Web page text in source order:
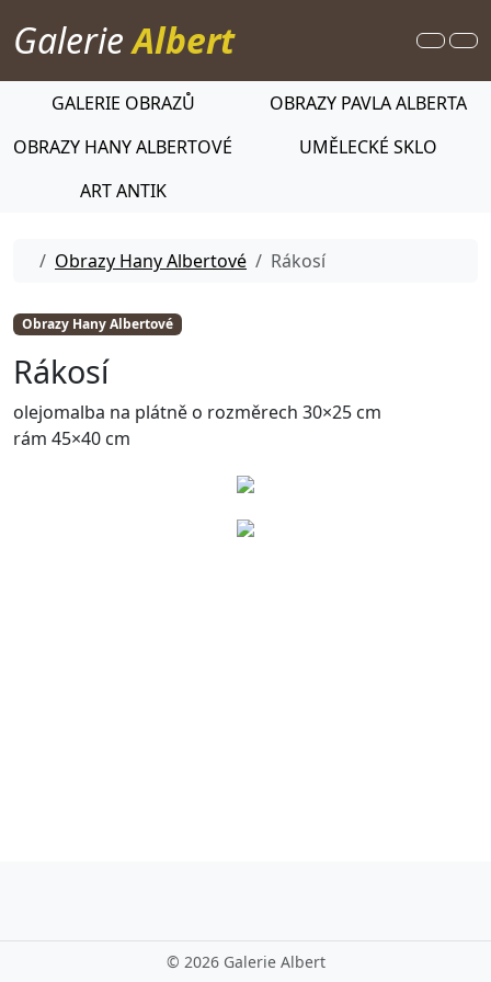
GalerieAlbert Search
GALERIE OBRAZŮ
OBRAZY PAVLA ALBERTA
OBRAZY HANY ALBERTOVÉ
UMĚLECKÉ SKLO
ART ANTIK
Home
Obrazy Hany Albertové Rákosí
Obrazy Hany Albertové
Rákosí
olejomalba na plátně o rozměrech 30×25 cm
rám 45×40 cm
© 2026 Galerie Albert